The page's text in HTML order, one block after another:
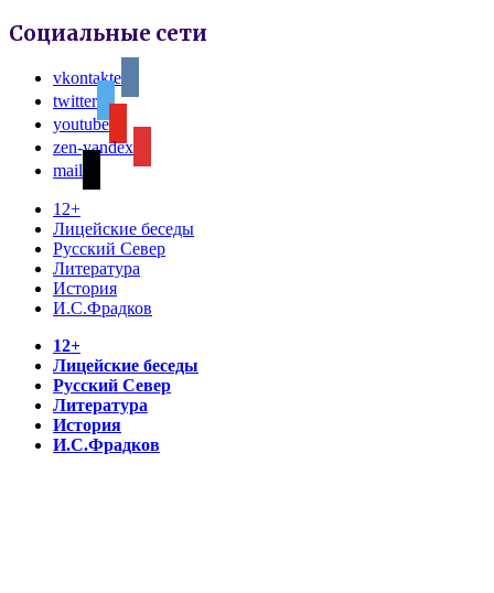
Социальные сети
vkontakte
twitter
youtube
zen-yandex
mail
12+
Лицейские беседы
Русский Север
Литература
История
И.С.Фрадков
12+
Лицейские беседы
Русский Север
Литература
История
И.С.Фрадков